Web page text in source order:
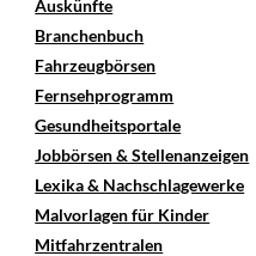
Auskünfte
Branchenbuch
Fahrzeugbörsen
Fernsehprogramm
Gesundheitsportale
Jobbörsen & Stellenanzeigen
Lexika & Nachschlagewerke
Malvorlagen für Kinder
Mitfahrzentralen